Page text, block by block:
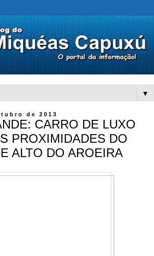
▼
de 2013
CARRO DE LUXO
PROXIMIDADES DO
ALTO DO AROEIRA